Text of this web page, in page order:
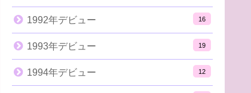
1992年デビュー 16
1993年デビュー 19
1994年デビュー 12